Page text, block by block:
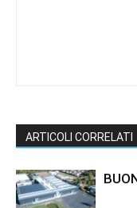
ARTICOLI CORRELATI